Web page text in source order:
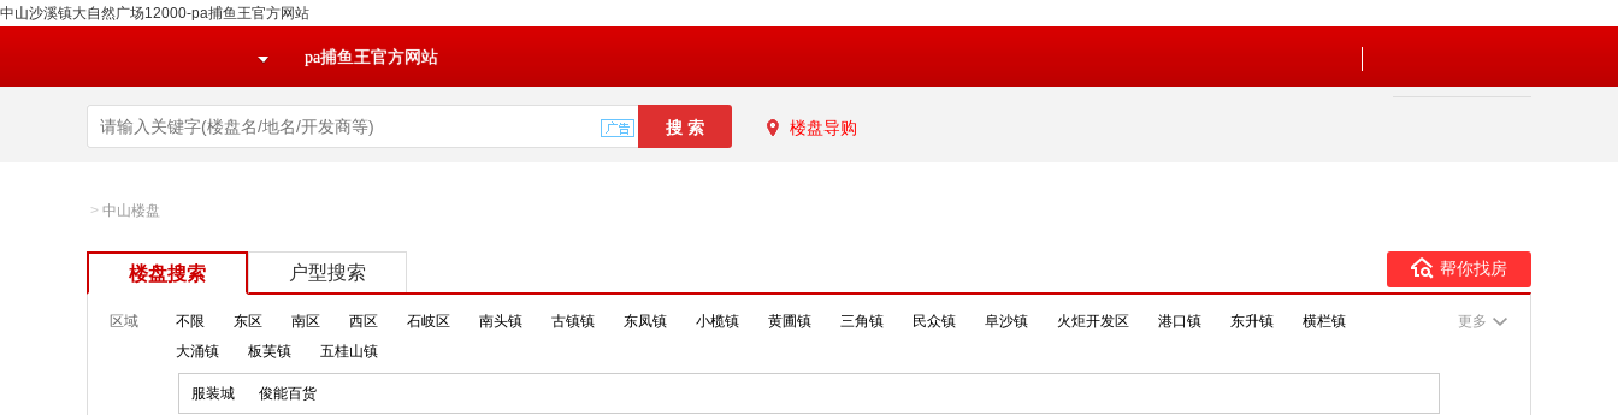
中山沙溪镇大自然广场12000-pa捕鱼王官方网站
pa捕鱼王官方网站
楼盘导购
> 中山楼盘
楼盘搜索 户型搜索 帮你找房
区域 不限 东区 南区 西区 石岐区 南头镇 古镇镇 东凤镇 小榄镇 黄圃镇 三角镇 民众镇 阜沙镇 火炬开发区 港口镇 东升镇
横栏镇
大涌镇
板芙镇 五桂山镇
更多
服装城 俊能百货